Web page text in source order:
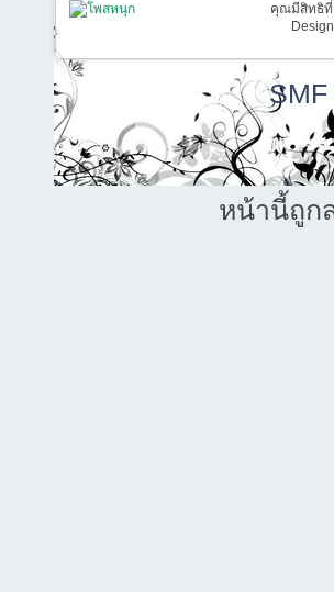
คุณมีสิทธิที่
SMF
หน้านี้ถูก